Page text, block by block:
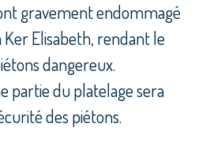
gravement endommagé
Ker Elisabeth, rendant le
dangereux.
partie du platelage sera
des piétons.